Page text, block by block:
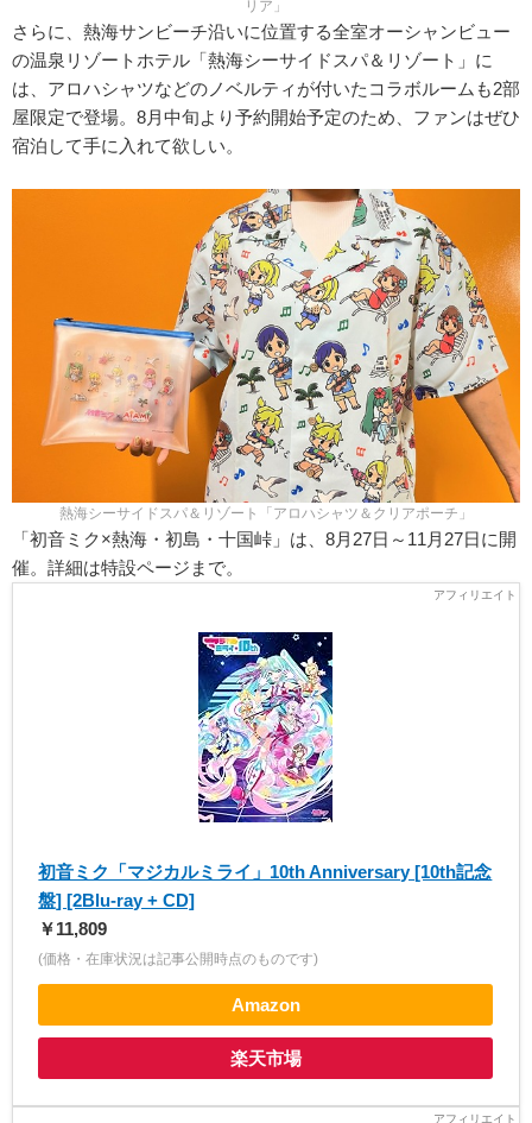
リア」
さらに、熱海サンビーチ沿いに位置する全室オーシャンビュー
の温泉リゾートホテル「熱海シーサイドスパ＆リゾート」に
は、アロハシャツなどのノベルティが付いたコラボルームも2部
屋限定で登場。8月中旬より予約開始予定のため、ファンはぜひ
宿泊して手に入れて欲しい。
熱海シーサイドスパ＆リゾート「アロハシャツ＆クリアポーチ」
「初音ミク×熱海・初島・十国峠」は、8月27日～11月27日に開
催。詳細は特設ページまで。
初音ミク「マジカルミライ」10th Anniversary [10th記念
盤] [2Blu-ray + CD]
￥11,809
(価格・在庫状況は記事公開時点のものです)
Amazon
楽天市場